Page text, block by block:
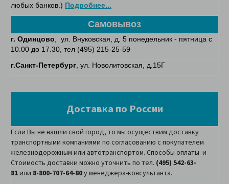
любых банков.) Подробнее...
Самовывоз
г. Одинцово , ул. Внуковская, д. 5 понедельник - пятница с
10.00 до 17.30, тел (495) 215-25-59
г.Санкт-Петербург , ул. Новолитовская, д.15Г
Доставка по России
Если Вы не нашли свой город, то мы осуществим доставку
транспортными компаниями по согласованию с покупателем
железнодорожным или автотранспортом. Способы оплаты и
Стоимость доставки можно уточнить по тел. (495) 542-63-
81или 8-800-707-64-80у менеджера-консультанта.